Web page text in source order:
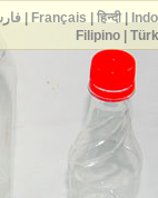
| Français हिन्दी|
Filipino|